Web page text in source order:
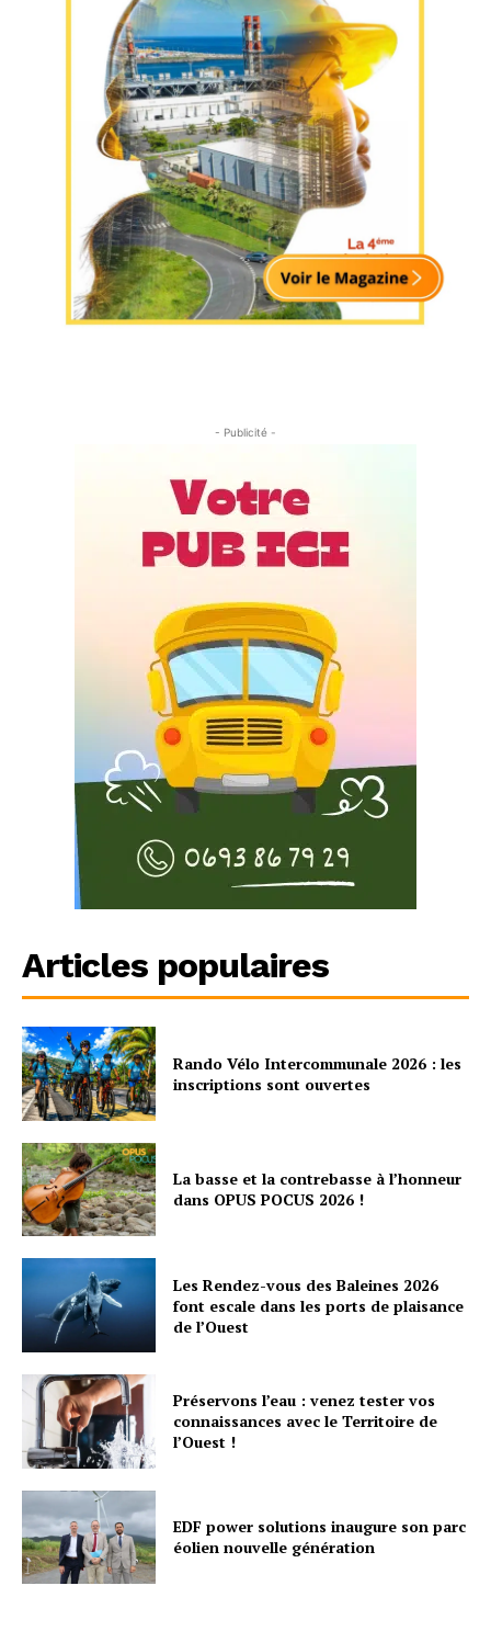
- Publicité -
Articles populaires
Rando Vélo Intercommunale 2026 : les
inscriptions sont ouvertes
La basse et la contrebasse à l’honneur
dans OPUS POCUS 2026 !
Les Rendez-vous des Baleines 2026
font escale dans les ports de plaisance
de l’Ouest
Préservons l’eau : venez tester vos
connaissances avec le Territoire de
l’Ouest !
EDF power solutions inaugure son parc
éolien nouvelle génération